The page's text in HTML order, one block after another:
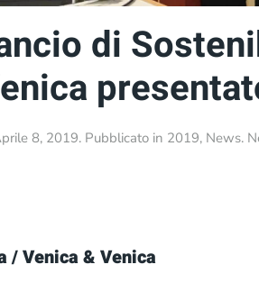
di
8, 2019. Pubblicato in 2019, News.
/ Venica & Venica